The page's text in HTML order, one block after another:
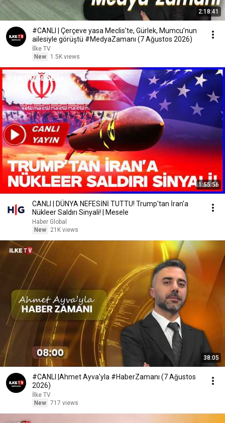
2:18:41
#CANLI | Çerçeve yasa Meclis'te, Gürlek, Mumcu’nun
ailesiyle görüştü #MedyaZamanı (7 Ağustos 2026)
İlke TV
New
1.5K views
1:55:56
CANLI | DÜNYA NEFESİNİ TUTTU! Trump'tan İran'a
Nükleer Saldırı Sinyali! | Mesele
Haber Global
New
21K views
38:05
#CANLI |Ahmet Ayva'yla #HaberZamanı (7 Ağustos
2026)
İlke TV
New 717 views